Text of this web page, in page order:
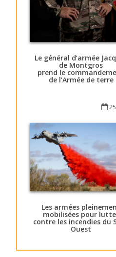
Le général d’armée
de Montgros
prend le
de l’Armée de terre
Les armées
mobilisées pour
contre les incendies du
Ouest